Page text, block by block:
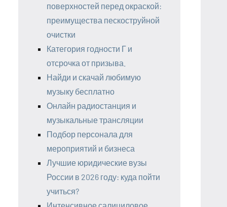
поверхностей перед окраской:
преимущества пескоструйной
очистки
Категория годности Г и
отсрочка от призыва.
Найди и скачай любимую
музыку бесплатно
Онлайн радиостанция и
музыкальные трансляции
Подбор персонала для
мероприятий и бизнеса
Лучшие юридические вузы
России в 2026 году: куда пойти
учиться?